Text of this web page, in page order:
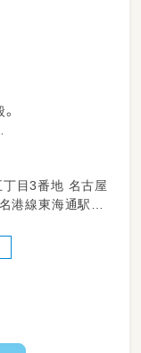
ト
番地 名古屋
港線東海通駅1